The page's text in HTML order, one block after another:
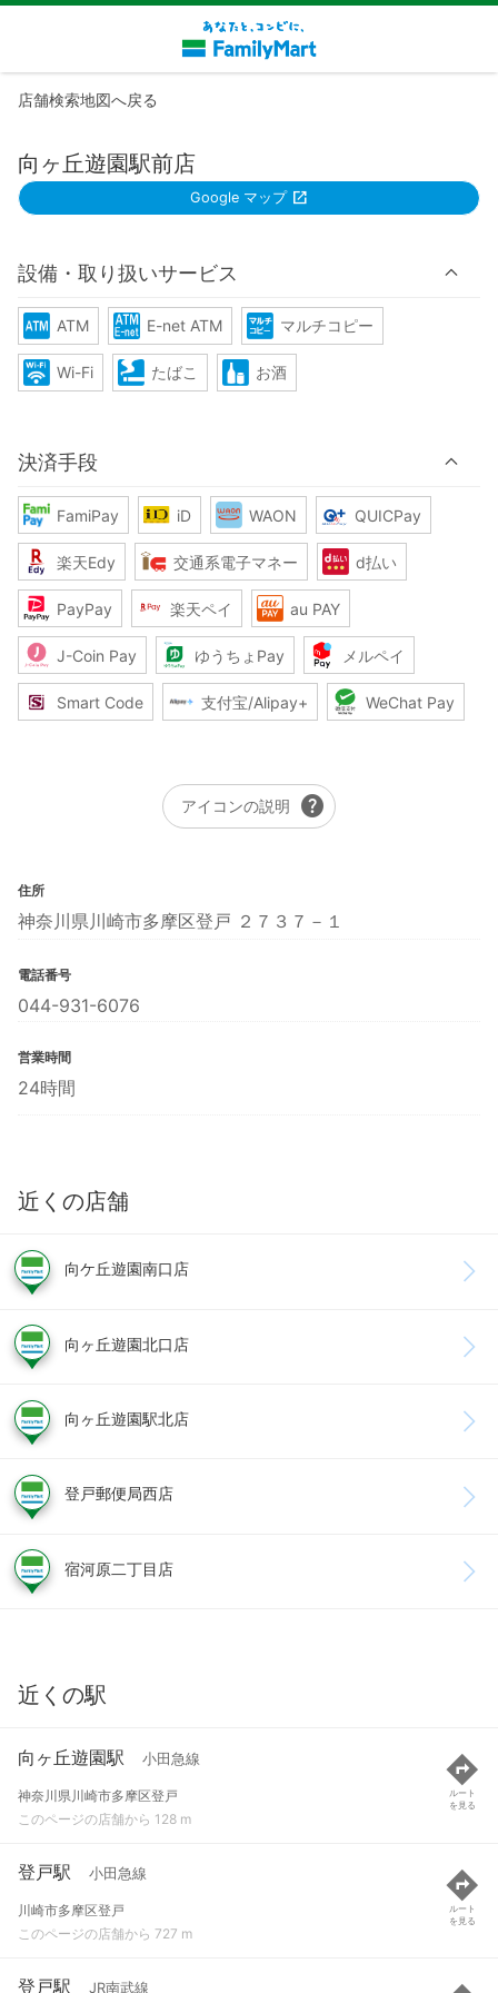
店舗検索地図へ戻る
向ヶ丘遊園駅前店
Google マップ
設備・取り扱いサービス
ATM E-net ATM マルチコピー
Wi-Fi たばこ お酒
決済手段
FamiPay iD WAON QUICPay
楽天Edy 交通系電子マネー d払い
PayPay 楽天ペイ au PAY
J-Coin Pay ゆうちょPay メルペイ
Smart Code 支付宝/Alipay+ WeChat Pay
アイコンの説明 help
住所
神奈川県川崎市多摩区登戸 ２７３７－１
電話番号
044-931-6076
営業時間
24時間
近くの店舗
向ケ丘遊園南口店
向ヶ丘遊園北口店
向ヶ丘遊園駅北店
登戸郵便局西店
宿河原二丁目店
近くの駅
向ヶ丘遊園駅 小田急線
神奈川県川崎市多摩区登戸
このページの店舗から 128 m
ルート
を見る
登戸駅 小田急線
川崎市多摩区登戸
このページの店舗から 727 m
ルート
を見る
登戸駅 JR南武線